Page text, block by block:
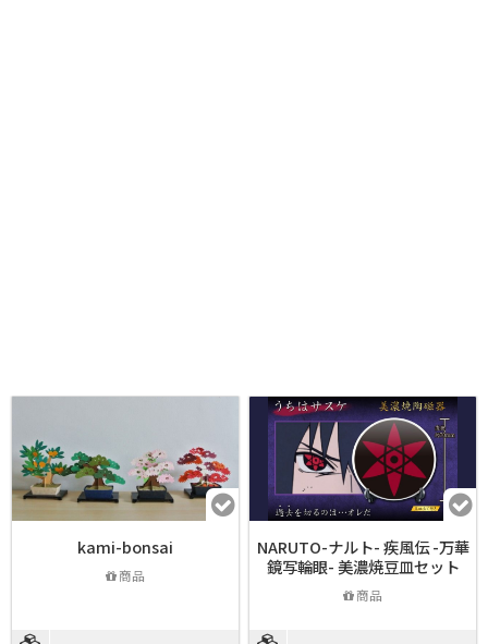
kami-bonsai
商品
NARUTO-ナルト- 疾風伝 -万華
鏡写輪眼- 美濃焼豆皿セット
商品